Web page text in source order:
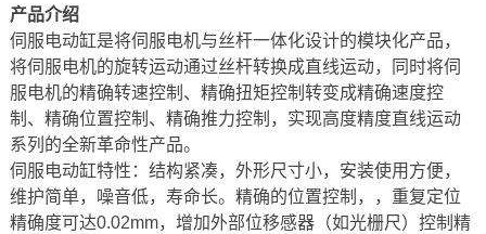
产品介绍
伺服电动缸是将伺服电机与丝杆一体化设计的模块化产品，
将伺服电机的旋转运动通过丝杆转换成直线运动，同时将伺
服电机的精确转速控制、精确扭矩控制转变成精确速度控
制、精确位置控制、精确推力控制，实现高度精度直线运动
系列的全新革命性产品。
伺服电动缸特性：结构紧凑，外形尺寸小，安装使用方便，
维护简单，噪音低，寿命长。精确的位置控制，，重复定位
精确度可达0.02mm，增加外部位移感器（如光栅尺）控制精